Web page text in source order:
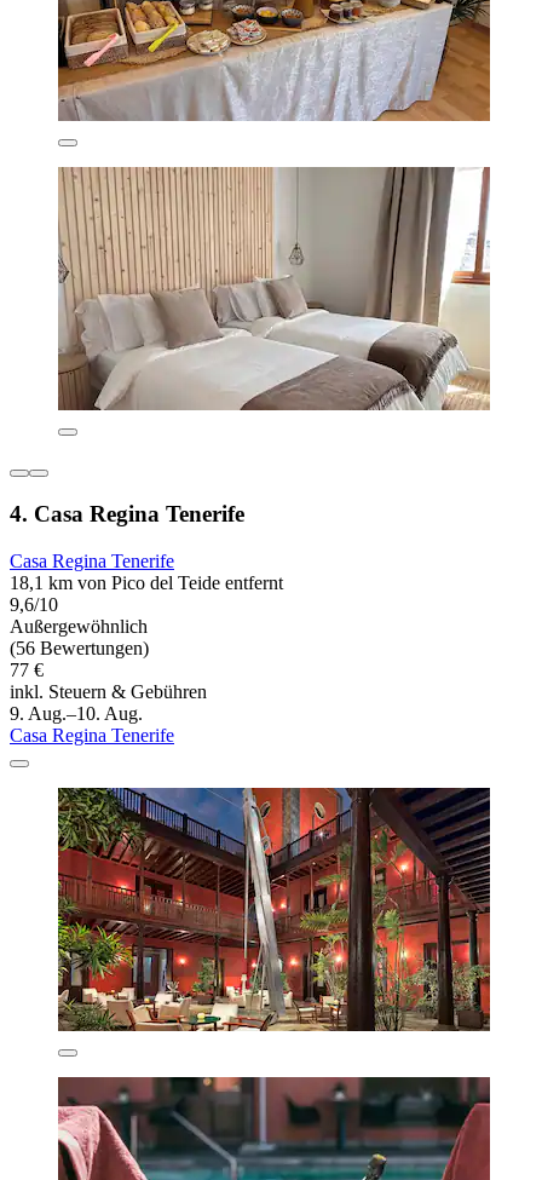
4. Casa Regina Tenerife
Casa Regina Tenerife
18,1 km von Pico del Teide entfernt
9,6/10
Außergewöhnlich
(56 Bewertungen)
77 €
inkl. Steuern & Gebühren
9. Aug.–10. Aug.
Casa Regina Tenerife